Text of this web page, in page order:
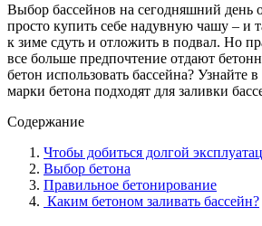
Выбор бассейнов на сегодняшний
просто купить себе надувную чашу – и
к зиме сдуть и отложить в подвал. Но
все больше предпочтение отдают
бетон использовать бассейна? Узнайте
марки бетона подходят для заливки
Содержание
Чтобы добиться долгой
Выбор бетона
Правильное бетонирование
Каким бетоном заливать бассейн?